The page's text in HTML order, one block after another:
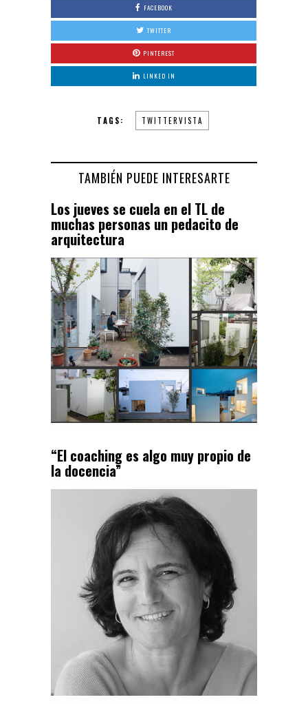
FACEBOOK
TWITTER
PINTEREST
LINKED IN
TAGS: TWITTERVISTA
TAMBIÉN PUEDE INTERESARTE
Los jueves se cuela en el TL de
muchas personas un pedacito de
arquitectura
“El coaching es algo muy propio de
la docencia”